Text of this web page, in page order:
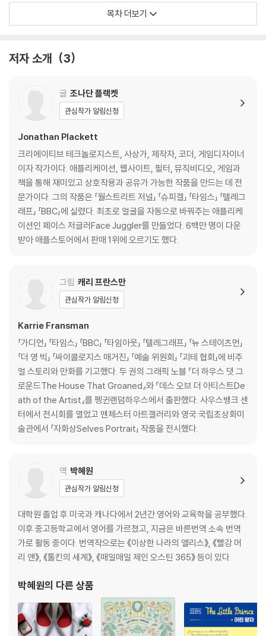
진짜 왕자를 구별하는 법
엄지왕자
목차 더보기
저자 소개 3
글 조나단 플랙켓
관심작가 알림신청
Jonathan Plackett
크리에이티브 테크놀로지스트, 사상가, 제작자, 코더, 게임디자이너
이자 작가이다. 애플리케이션, 웹사이트, 필터, 뮤직비디오, 게임과
책을 통해 재미있고 상호작용과 공유가 가능한 작품을 만드는 데 전
문가이다. 그의 작품은 「월스트리트 저널」 「슈피겔」 「타임스」 「텔레그
래프」 「BBC」에 실렸다. 최초로 얼굴을 자동으로 바꿔주는 애플리케
이션인 페이스 저글러Face Juggler를 만들었다. 6백만 명이 다운
받아 애플스토어에서 판매 1위에 오르기도 했다.
그림 캐리 프란스만
관심작가 알림신청
Karrie Fransman
「가디언」 「타임스」 「BBC」 「타임아웃」 「텔레그래프」 「뉴 스테이츠먼」
「더 영 빅」 「싸이콜로지스 매거진」 「예술 위원회」 「괴테 협회」에 비주
얼 스토리와 만화를 기고했다. 두 권의 그래픽 노블 『더 하우스 댓 그
로운드The House That Groaned』와 『데스 오브 더 아티스트De
ath of the Artist』를 펭귄랜덤하우스에서 출판했다. 사우스뱅크 센
터에서 전시회를 열었고 맨체스터 아트갤러리와 영국 국립초상화미
술관에서 「자화상Selves Portrait」 작품을 전시했다.
역 박혜원
관심작가 알림신청
대학원 졸업 후 미국과 캐나다에서 2년간 영어와 교육학을 공부했다.
이후 중고등학교에서 영어를 가르쳤고, 지금은 바른번역 소속 번역
가로 활동 중이다. 번역작으로는 《이상한 나라의 앨리스》, 《빨강 머
리 앤》, 《톨킨의 세계》, 《매일매일 제인 오스틴 365》 등이 있다.
박혜원의 다른 상품